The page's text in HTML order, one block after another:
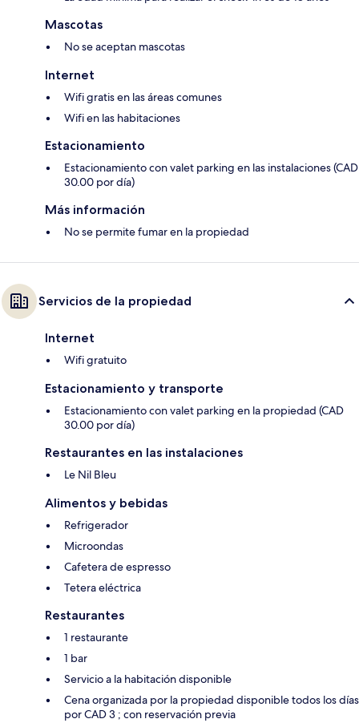
Mascotas
No se aceptan mascotas
Internet
Wifi gratis en las áreas comunes
Wifi en las habitaciones
Estacionamiento
Estacionamiento con valet parking en las instalaciones (CAD
30.00 por día)
Más información
No se permite fumar en la propiedad
Servicios de la propiedad
Internet
Wifi gratuito
Estacionamiento y transporte
Estacionamiento con valet parking en la propiedad (CAD
30.00 por día)
Restaurantes en las instalaciones
Le Nil Bleu
Alimentos y bebidas
Refrigerador
Microondas
Cafetera de espresso
Tetera eléctrica
Restaurantes
1 restaurante
1 bar
Servicio a la habitación disponible
Cena organizada por la propiedad disponible todos los días
por CAD 3 ; con reservación previa